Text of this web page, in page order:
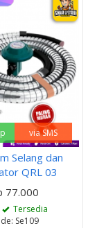
via SMS
Selang dan
QRL 03
77.000
Tersedia
Se109